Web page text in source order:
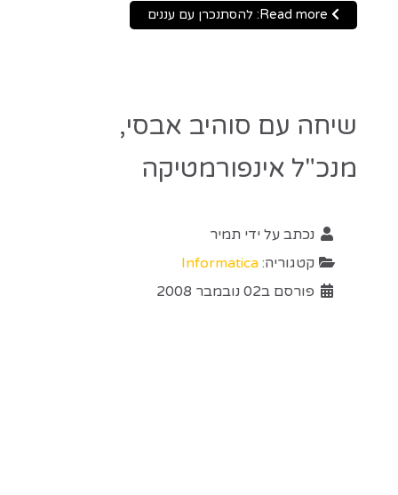
שיחה עם סוהיב אבסי,
מנכ"ל אינפורמטיקה
נכתב על ידי תמיר
קטגוריה: Informatica
פורסם ב02 נובמבר 2008